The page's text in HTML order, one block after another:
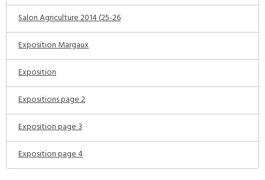
Salon Agriculture 2014 (25-26
Exposition Margaux
Exposition
Expositions page 2
Exposition page 3
Exposition page 4